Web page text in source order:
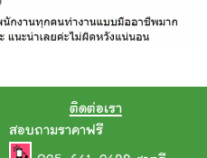
ติดต่อเรา
สอบถามราคาฟรี